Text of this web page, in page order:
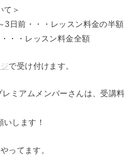
て＞
3日前・・・レッスン料金の半額
・・レッスン料金全額
で受け付けます。
ミアムメンバーさんは、受講料
します！
ってます。